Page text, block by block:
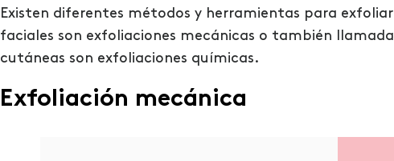
Existen diferentes métodos y herramientas para
faciales son exfoliaciones mecánicas o también
cutáneas son exfoliaciones químicas.
Exfoliación mecánica